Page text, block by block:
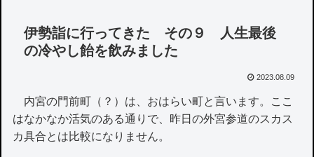
伊勢詣に行ってきた その９ 人生最後
の冷やし飴を飲みました
2023.08.09
内宮の門前町（？）は、おはらい町と言います。ここ
はなかなか活気のある通りで、昨日の外宮参道のスカス
カ具合とは比較になりません。